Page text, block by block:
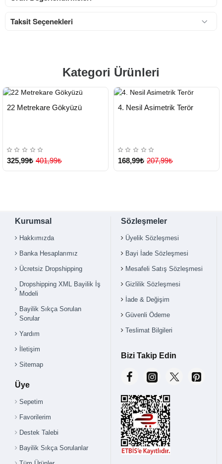
Taksit Seçenekleri
Kategori Ürünleri
TESLİMAT
22 Metrekare Gökyüzü
325,99₺ 401,99₺
TESLİMAT
4. Nesil Asimetrik Terör
168,99₺ 207,99₺
Kurumsal
Hakkımızda
Banka Hesaplarımız
Ücretsiz Dropshipping
Dropshipping XML Bayilik İş
Modeli
Bayilik Sıkça Sorulan
Sorular
Yardım
İletişim
Sitemap
Üye
Sepetim
Favorilerim
Destek Talebi
Bayilik Sıkça Sorulanlar
Sözleşmeler
Üyelik Sözleşmesi
Bayi İade Sözleşmesi
Mesafeli Satış Sözleşmesi
Gizlilik Sözleşmesi
İade & Değişim
Güvenli Ödeme
Teslimat Bilgileri
Bizi Takip Edin